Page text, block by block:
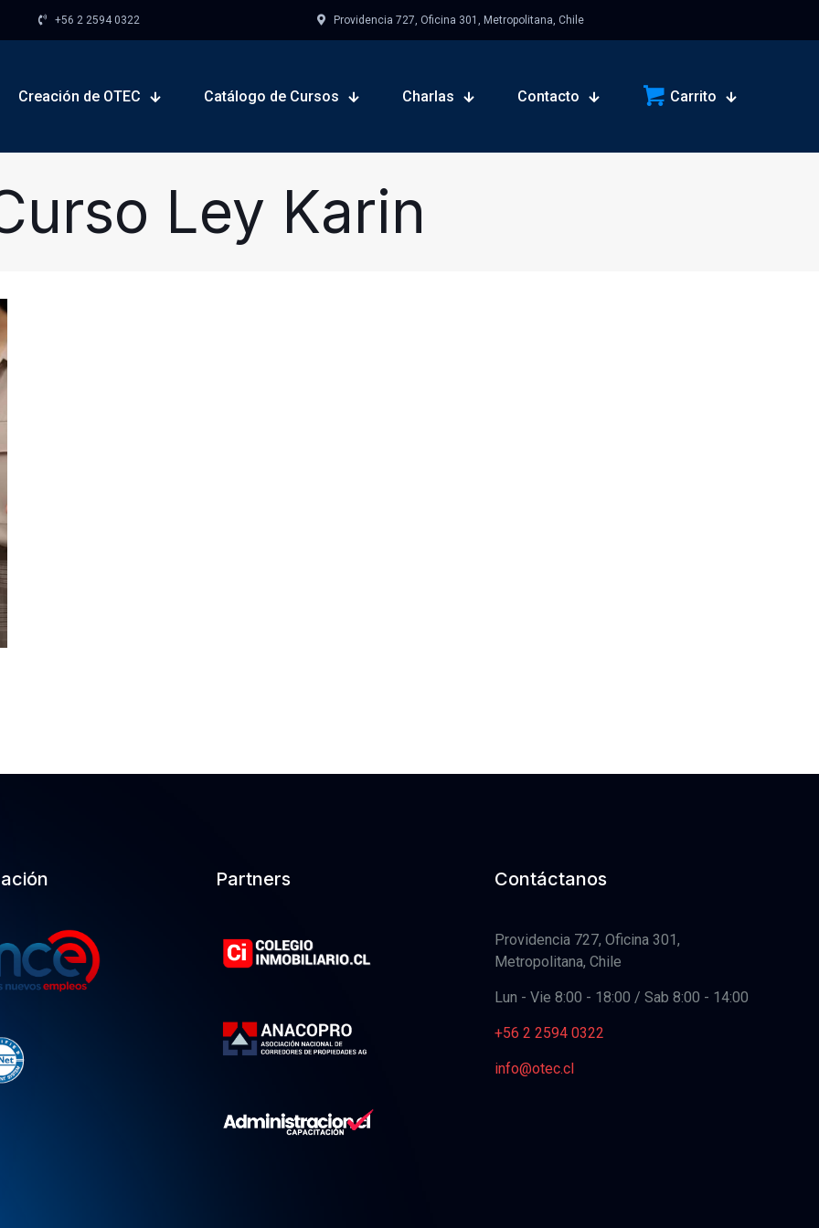
+56 2 2594 0322 Providencia 727, Oficina 301, Metropolitana, Chile
Creación de OTEC Catálogo de Cursos Charlas Contacto Carrito
Ley Karin
Partners Contáctanos
Providencia 727, Oficina 301,
Metropolitana, Chile
Lun - Vie 8:00 - 18:00 / Sab 8:00 - 14:00
+56 2 2594 0322
info@otec.cl